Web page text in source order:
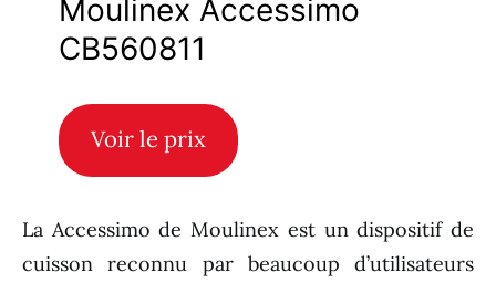
Moulinex Accessimo
CB560811
Voir le prix
La Accessimo de Moulinex est un dispositif de
cuisson reconnu par beaucoup d’utilisateurs